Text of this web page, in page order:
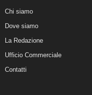
Chi siamo
Dove siamo
La Redazione
Ufficio Commerciale
Contatti